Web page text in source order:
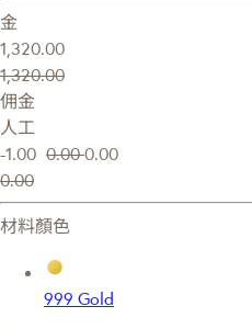
金
1,320.00
1,320.00
佣金
人工
-1.00 0.000.00
0.00
材料顏色
999 Gold